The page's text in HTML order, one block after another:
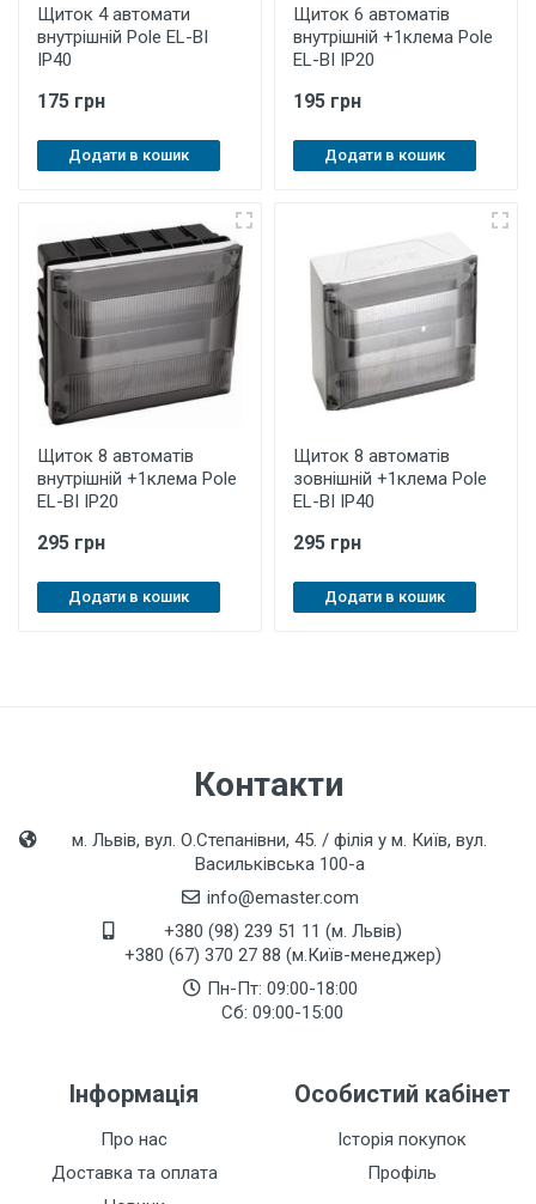
Щиток 4 автомати
внутрішній Pole EL-BI
IP40
175 грн
Додати в кошик
Щиток 6 автоматів
внутрішній +1клема Pole
EL-BI IP20
195 грн
Додати в кошик
Щиток 8 автоматів
внутрішній +1клема Pole
EL-BI IP20
295 грн
Додати в кошик
Щиток 8 автоматів
зовнішній +1клема Pole
EL-BI IP40
295 грн
Додати в кошик
Контакти
м. Львів, вул. О.Степанівни, 45. / філія у м. Київ, вул.
Васильківська 100-а
info@emaster.com
+380 (98) 239 51 11 (м. Львів)
+380 (67) 370 27 88 (м.Київ-менеджер)
Пн-Пт: 09:00-18:00
Сб: 09:00-15:00
Інформація
Про нас
Доставка та оплата
Особистий кабінет
Історія покупок
Профіль